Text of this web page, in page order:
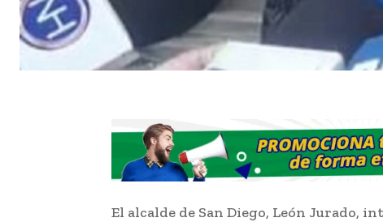
El alcalde de San Diego, León Jurado,